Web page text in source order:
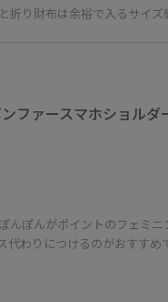
折り財布は余裕で入るサイズ
ファースマホショルダ
んぽんがポイントのフェミニ
代わりにつけるのがおすすめ